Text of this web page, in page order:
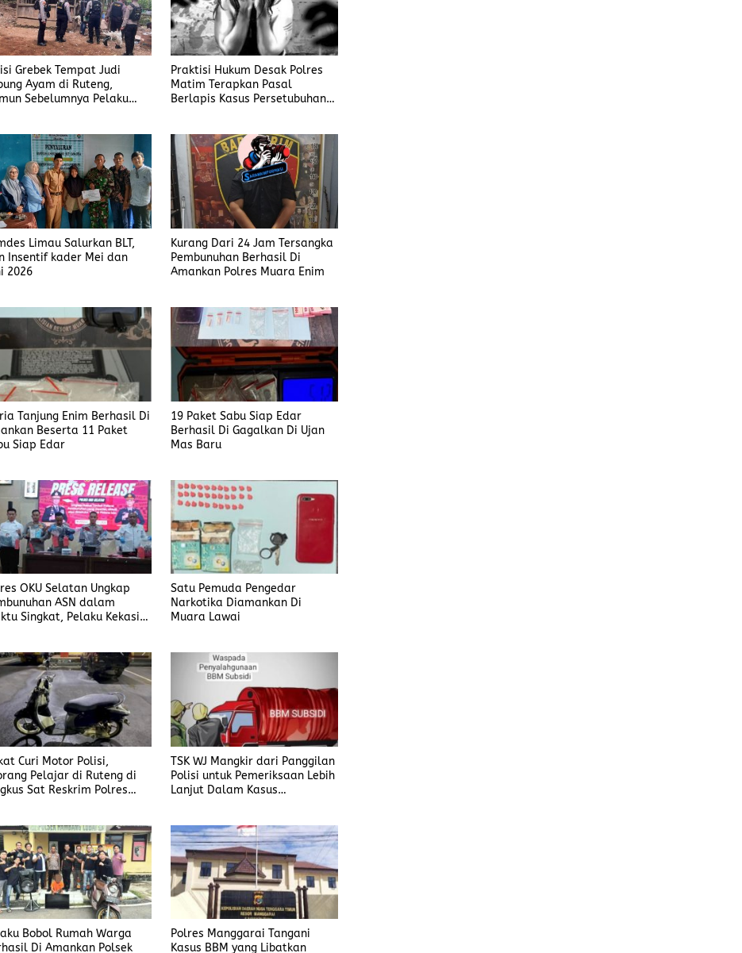
Grebek Tempat Judi
Ayam di Ruteng,
Sebelumnya Pelaku
Praktisi Hukum Desak Polres
Matim Terapkan Pasal
Berlapis Kasus Persetubuhan
Limau Salurkan BLT,
Insentif kader Mei dan
2026
Kurang Dari 24 Jam Tersangka
Pembunuhan Berhasil Di
Amankan Polres Muara Enim
Tanjung Enim Berhasil Di
Beserta 11 Paket
Siap Edar
19 Paket Sabu Siap Edar
Berhasil Di Gagalkan Di Ujan
Mas Baru
OKU Selatan Ungkap
ASN dalam
Singkat, Pelaku Kekasih
Satu Pemuda Pengedar
Narkotika Diamankan Di
Muara Lawai
Curi Motor Polisi,
Pelajar di Ruteng di
Sat Reskrim Polres
TSK WJ Mangkir dari Panggilan
Polisi untuk Pemeriksaan Lebih
Lanjut Dalam Kasus
Bobol Rumah Warga
Di Amankan Polsek
Polres Manggarai Tangani
Kasus BBM yang Libatkan